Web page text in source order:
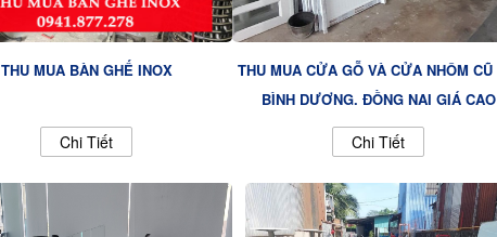
THU MUA BÀN GHẾ INOX
Chi Tiết
THU MUA CỬA GỖ VÀ CỬA NHÔM CŨ
BÌNH DƯƠNG, ĐỒNG NAI GIÁ CAO
Chi Tiết